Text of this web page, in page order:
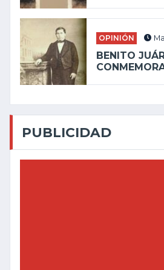
OPINIÓN
BENITO
PUBLICIDAD